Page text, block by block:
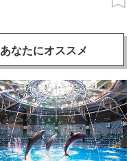
あなたにオススメ